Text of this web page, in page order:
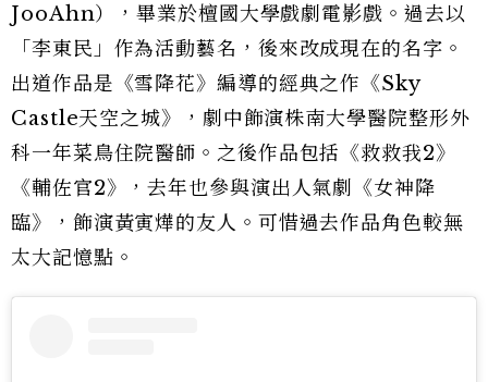
JooAhn），畢業於檀國大學戲劇電影戲。過去以
「李東民」作為活動藝名，後來改成現在的名字。
出道作品是《雪降花》編導的經典之作《Sky
Castle天空之城》，劇中飾演株南大學醫院整形外
科一年菜鳥住院醫師。之後作品包括《救救我2》
《輔佐官2》，去年也參與演出人氣劇《女神降
臨》，飾演黃寅燁的友人。可惜過去作品角色較無
太大記憶點。